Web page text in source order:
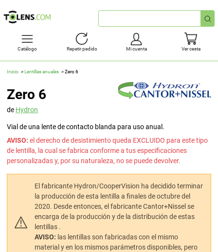
Búsqueda
rápida
Catálogo Repetir pedido Mi cuenta Ver cesta
Inicio Lentillas anuales Zero 6
Zero 6
de Hydron
Vial de una lente de contacto blanda para uso anual.
AVISO: el derecho de desistimiento queda EXCLUIDO para este tipo
de lentilla, la cual se fabrica conforme a tus especificaciones
personalizadas y, por su naturaleza, no se puede devolver.
El fabricante Hydron/CooperVision ha decidido terminar
la producción de esta lentilla a finales de octubre del
2020. Desde entonces, el fabricante Cantor+Nissel se
encarga de la producción y de la distribución de estas
lentillas .
AVISO: las lentillas son fabricadas con el mismo
material y en los mismos parámetros disponibles, pero